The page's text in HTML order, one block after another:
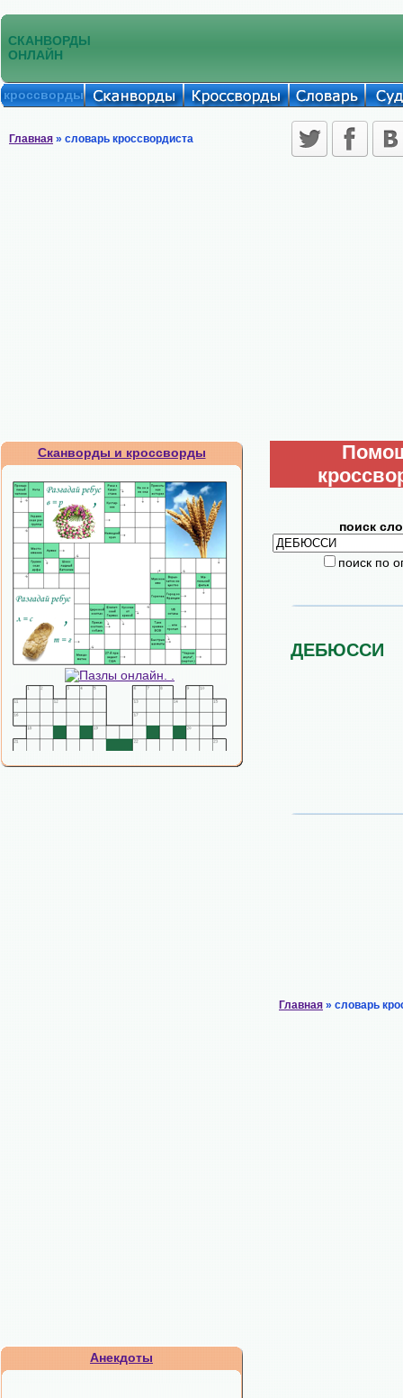
СКАНВОРДЫ
ОНЛАЙН
кроссворды
Главная » словарь кроссвордиста
Сканворды и кроссворды
Анекдоты
поиск
поиск по
ДЕБЮССИ
Главная » словарь